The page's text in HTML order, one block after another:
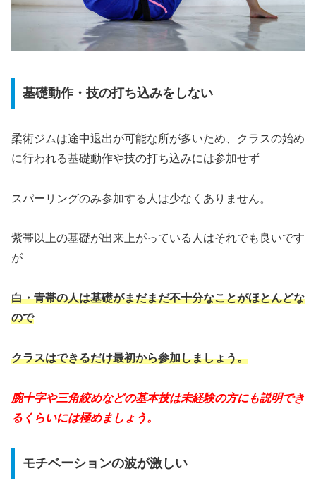
基礎動作・技の打ち込みをしない
柔術ジムは途中退出が可能な所が多いため、クラスの始め
に行われる基礎動作や技の打ち込みには参加せず
スパーリングのみ参加する人は少なくありません。
紫帯以上の基礎が出来上がっている人はそれでも良いです
が
白・青帯の人は基礎がまだまだ不十分なことがほとんどな
ので
クラスはできるだけ最初から参加しましょう。
腕十字や三角絞めなどの基本技は未経験の方にも説明でき
るくらいには極めましょう。
モチベーションの波が激しい